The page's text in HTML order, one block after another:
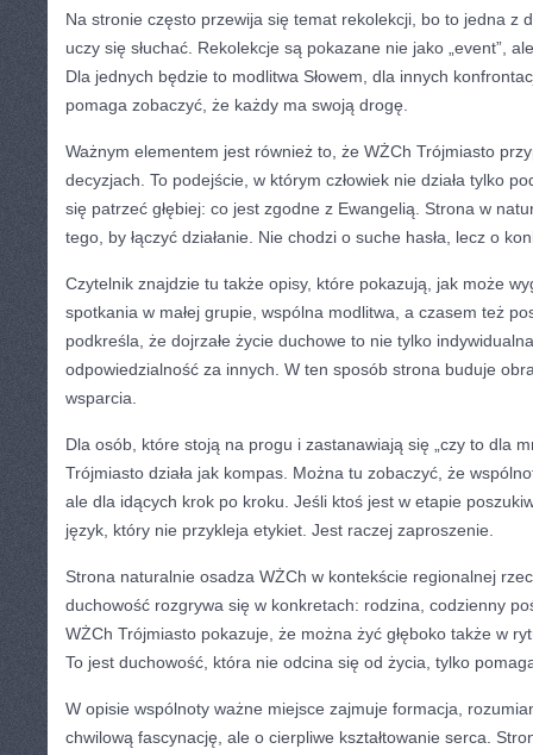
Na stronie często przewija się temat rekolekcji, bo to jedna z
uczy się słuchać. Rekolekcje są pokazane nie jako „event”,
Dla jednych będzie to modlitwa Słowem, dla innych
pomaga zobaczyć, że każdy ma swoją drogę.
Ważnym elementem jest również to, że WŻCh Trójmiasto
decyzjach. To podejście, w którym człowiek nie działa tylko
się patrzeć głębiej: co jest zgodne z Ewangelią. Strona w
tego, by łączyć działanie. Nie chodzi o suche hasła, lecz o
Czytelnik znajdzie tu także opisy, które pokazują, jak może
spotkania w małej grupie, wspólna modlitwa, a czasem też
podkreśla, że dojrzałe życie duchowe to nie tylko
odpowiedzialność za innych. W ten sposób strona buduje
wsparcia.
Dla osób, które stoją na progu i zastanawiają się „czy to dla
Trójmiasto działa jak kompas. Można tu zobaczyć, że
ale dla idących krok po kroku. Jeśli ktoś jest w etapie
język, który nie przykleja etykiet. Jest raczej zaproszenie.
Strona naturalnie osadza WŻCh w kontekście regionalnej
duchowość rozgrywa się w konkretach: rodzina, codzienny
WŻCh Trójmiasto pokazuje, że można żyć głęboko także w
To jest duchowość, która nie odcina się od życia, tylko
W opisie wspólnoty ważne miejsce zajmuje formacja,
chwilową fascynację, ale o cierpliwe kształtowanie serca.